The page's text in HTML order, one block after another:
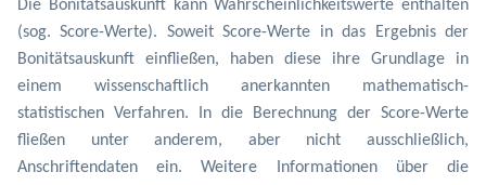
Die Bonitätsauskunft kann Wahrscheinlichkeitswerte enthalten
(sog. Score-Werte). Soweit Score-Werte in das Ergebnis der
Bonitätsauskunft einfließen, haben diese ihre Grundlage in
einem wissenschaftlich anerkannten mathematisch-
statistischen Verfahren. In die Berechnung der Score-Werte
fließen unter anderem, aber nicht ausschließlich,
Anschriftendaten ein. Weitere Informationen über die